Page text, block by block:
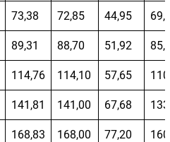
73,38 72,85 44,95
89,31 88,70 51,92
114,76 114,10 57,65
141,81 141,00 67,68
168,83 168,00 77,20